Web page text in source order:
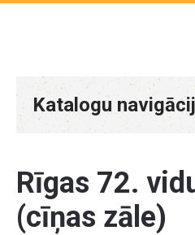
Katalogu
Rīgas 72.
(cīņas zāle)